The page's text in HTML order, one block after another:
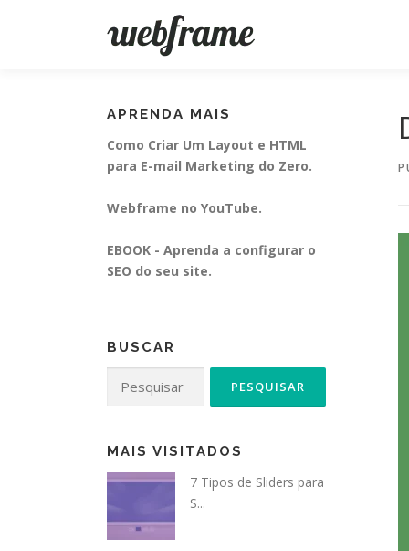
conteúdo
APRENDA MAIS
Como Criar Um Layout e HTML
para E-mail Marketing do Zero.
Webframe no YouTube.
EBOOK - Aprenda a configurar o
SEO do seu site.
BUSCAR
por:
MAIS VISITADOS
7 Tipos de Sliders para
S...